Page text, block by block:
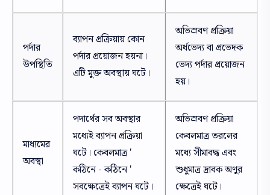
পর্দার
উপস্থিতি
ব্যাপন প্রক্রিয়ায় কোন
পর্দার প্রয়োজন হয়না।
এটি মুক্ত অবস্থায় ঘটে।
অভিস্রবণ প্রক্রিয়া
অর্ধভেদ্য বা প্রভেদক
ভেদ্য পর্দার প্রয়োজন
হয়।
মাধ্যমের
অবস্থা
পদার্থের সব অবস্থার
মধ্যেই ব্যাপন প্রক্রিয়া
ঘটে। কেবলমাত্র '
কঠিনে - কঠিনে '
সবক্ষেত্রেই ব্যাপন ঘটে।
অভিস্রবণ প্রক্রিয়া
কেবলমাত্র তরলের
মধ্যে সীমাবদ্ধ এবং
শুধুমাত্র দ্রাবক অণুর
ক্ষেত্রেই ঘটে।